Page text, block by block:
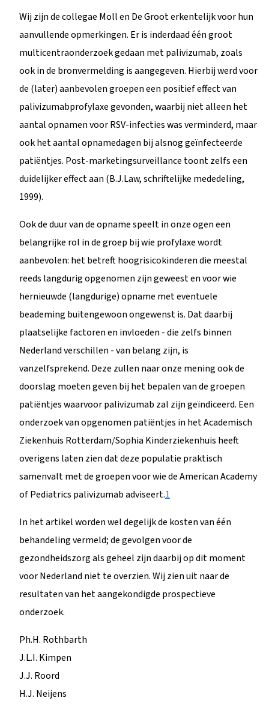
Wij zijn de collegae Moll en De Groot erkentelijk voor hun
aanvullende opmerkingen. Er is inderdaad één groot
multicentraonderzoek gedaan met palivizumab, zoals
ook in de bronvermelding is aangegeven. Hierbij werd voor
de (later) aanbevolen groepen een positief effect van
palivizumabprofylaxe gevonden, waarbij niet alleen het
aantal opnamen voor RSV-infecties was verminderd, maar
ook het aantal opnamedagen bij alsnog geïnfecteerde
patiëntjes. Post-marketingsurveillance toont zelfs een
duidelijker effect aan (B.J.Law, schriftelijke mededeling,
1999).
Ook de duur van de opname speelt in onze ogen een
belangrijke rol in de groep bij wie profylaxe wordt
aanbevolen: het betreft hoogrisicokinderen die meestal
reeds langdurig opgenomen zijn geweest en voor wie
hernieuwde (langdurige) opname met eventuele
beademing buitengewoon ongewenst is. Dat daarbij
plaatselijke factoren en invloeden - die zelfs binnen
Nederland verschillen - van belang zijn, is
vanzelfsprekend. Deze zullen naar onze mening ook de
doorslag moeten geven bij het bepalen van de groepen
patiëntjes waarvoor palivizumab zal zijn geïndiceerd. Een
onderzoek van opgenomen patiëntjes in het Academisch
Ziekenhuis Rotterdam/Sophia Kinderziekenhuis heeft
overigens laten zien dat deze populatie praktisch
samenvalt met de groepen voor wie de American Academy
of Pediatrics palivizumab adviseert.1
In het artikel worden wel degelijk de kosten van één
behandeling vermeld; de gevolgen voor de
gezondheidszorg als geheel zijn daarbij op dit moment
voor Nederland niet te overzien. Wij zien uit naar de
resultaten van het aangekondigde prospectieve
onderzoek.
Ph.H. Rothbarth
J.L.I. Kimpen
J.J. Roord
H.J. Neijens